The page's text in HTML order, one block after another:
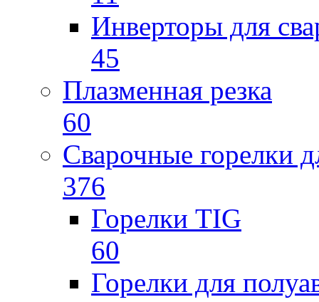
Инверторы для
45
Плазменная резка
60
Сварочные горелки
376
Горелки TIG
60
Горелки для